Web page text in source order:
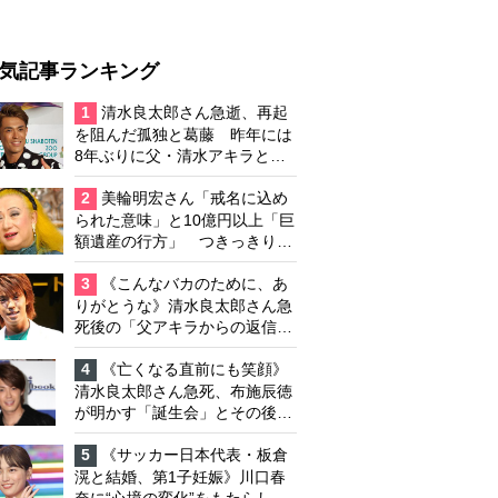
記事ランキング
1
清水良太郎さん急逝、再起
を阻んだ孤独と葛藤 昨年には
8年ぶりに父・清水アキラと共
演、本格的な活動再開に向かっ
ていたが…周囲が懸念していた
「不安定なところ」
2
美輪明宏さん「戒名に込め
られた意味」と10億円以上「巨
額遺産の行方」 つきっきりで
私生活をサポートしていた元俳
優が相続か
3
《こんなバカのために、あ
りがとうな》清水良太郎さん急
死後の「父アキラからの返信」
布施辰徳が涙で明かす「順番が
違う」
4
《亡くなる直前にも笑顔》
清水良太郎さん急死、布施辰徳
が明かす「誕生会」とその後の
メッセージ
5
《サッカー日本代表・板倉
滉と結婚、第1子妊娠》川口春